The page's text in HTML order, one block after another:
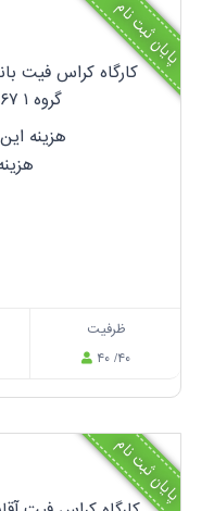
پایان ثبت نام
کارگاه کراس فیت
گروه ۱ ۱۴۰۲۱۲۱۱۹۸۱۷۱/۶۳۳۶۷
هزینه این
ظرفیت
۴۰ /۴۰
پایان ثبت نام